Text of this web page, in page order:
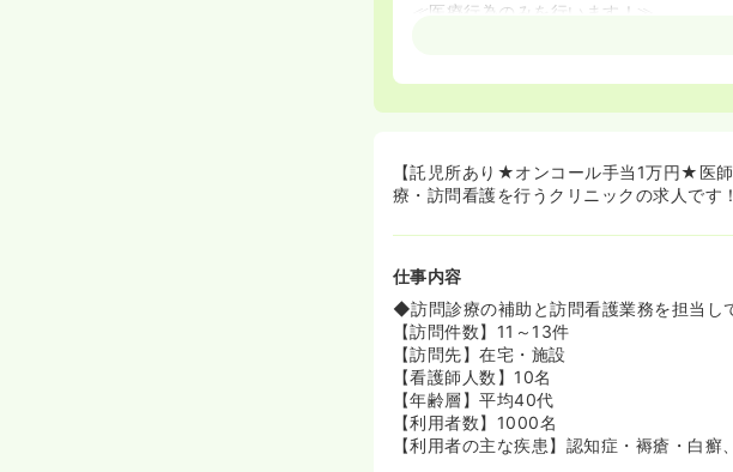
≪医療行為のみを行います！≫
◆100％医療保険のみなので、介護業務
◆オンコールに関しては、一人で訪問す
同行する場合は、自分ひとりで全てを
◆男性の育休取得実績もあり！
子育て優先で職員同士連携しながらお休
≪嬉しい福利厚生あり！≫
◆日々働く、スタッフに感謝を込めて、
しい福利厚生がございます！
【託児所あり★オンコール手当1万円★医
療・訪問看護を行うクリニックの求人です！
仕事内容
◆訪問診療の補助と訪問看護業務を担当し
【訪問件数】11～13件
【訪問先】在宅・施設
【看護師人数】10名
【年齢層】平均40代
【利用者数】1000名
【利用者の主な疾患】認知症・褥瘡・白癬